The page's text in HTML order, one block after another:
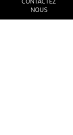
CONTACTEZ
NOUS